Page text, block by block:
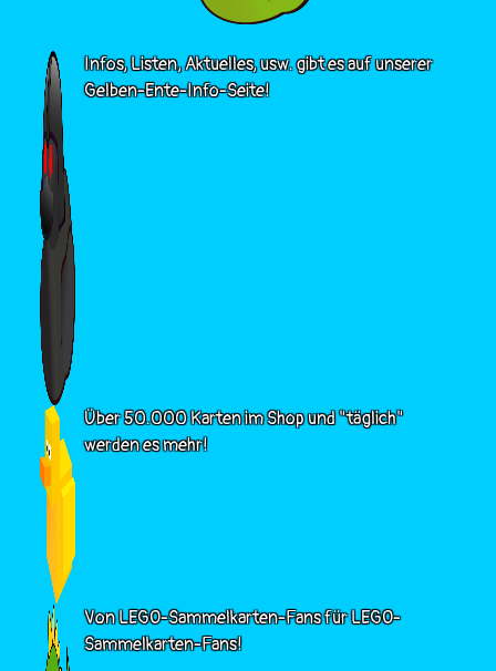
Infos, Listen, Aktuelles, usw. gibt es auf unserer
Gelben-Ente-Info-Seite!
Über 50.000 Karten im Shop und "täglich"
werden es mehr!
Von LEGO-Sammelkarten-Fans für LEGO-
Sammelkarten-Fans!